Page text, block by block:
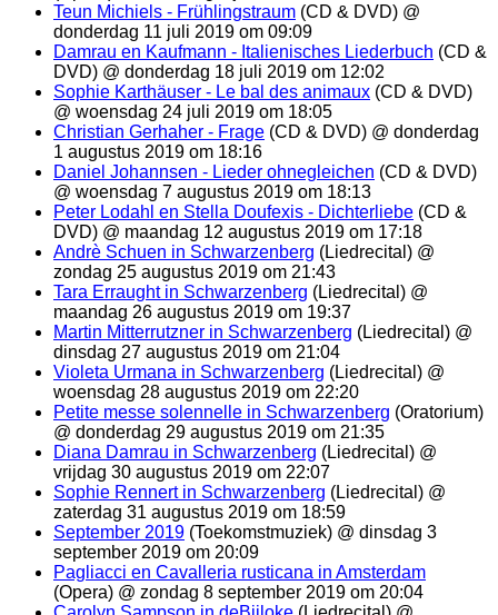
Teun Michiels - Frühlingstraum (CD & DVD) @
donderdag 11 juli 2019 om 09:09
Damrau en Kaufmann - Italienisches Liederbuch (CD &
DVD) @ donderdag 18 juli 2019 om 12:02
Sophie Karthäuser - Le bal des animaux (CD & DVD)
@ woensdag 24 juli 2019 om 18:05
Christian Gerhaher - Frage (CD & DVD) @ donderdag
1 augustus 2019 om 18:16
Daniel Johannsen - Lieder ohnegleichen (CD & DVD)
@ woensdag 7 augustus 2019 om 18:13
Peter Lodahl en Stella Doufexis - Dichterliebe (CD &
DVD) @ maandag 12 augustus 2019 om 17:18
Andrè Schuen in Schwarzenberg (Liedrecital) @
zondag 25 augustus 2019 om 21:43
Tara Erraught in Schwarzenberg (Liedrecital) @
maandag 26 augustus 2019 om 19:37
Martin Mitterrutzner in Schwarzenberg (Liedrecital) @
dinsdag 27 augustus 2019 om 21:04
Violeta Urmana in Schwarzenberg (Liedrecital) @
woensdag 28 augustus 2019 om 22:20
Petite messe solennelle in Schwarzenberg (Oratorium)
@ donderdag 29 augustus 2019 om 21:35
Diana Damrau in Schwarzenberg (Liedrecital) @
vrijdag 30 augustus 2019 om 22:07
Sophie Rennert in Schwarzenberg (Liedrecital) @
zaterdag 31 augustus 2019 om 18:59
September 2019 (Toekomstmuziek) @ dinsdag 3
september 2019 om 20:09
Pagliacci en Cavalleria rusticana in Amsterdam
(Opera) @ zondag 8 september 2019 om 20:04